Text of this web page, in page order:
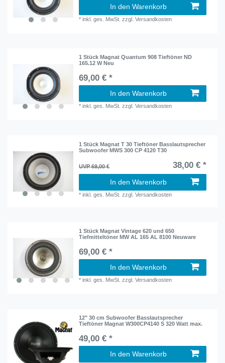
In den Warenkorb
*inkl. ges. MwSt. zzgl.Versandkosten
1 Stück Magnat Quantum 908 Tieftöner ND
165.12 W Neu
69,00 € *
In den Warenkorb
*inkl. ges. MwSt. zzgl.Versandkosten
1 Stück Magnat T 30 Tieftöner Basslautsprecher
Subwoofer MWS 300 CP 4120 T30
UVP 69,00 € 38,00 € *
In den Warenkorb
*inkl. ges. MwSt. zzgl.Versandkosten
1 Stück Magnat Vintage 620 und 650
Tiefmitteltöner MW AL 165 AL 8100 Neuware
69,00 € *
In den Warenkorb
*inkl. ges. MwSt. zzgl.Versandkosten
12" 30 cm Subwoofer Basslautsprecher
Tieftöner Magnat W300CP4140 S 320 Watt max.
49,00 € *
In den Warenkorb